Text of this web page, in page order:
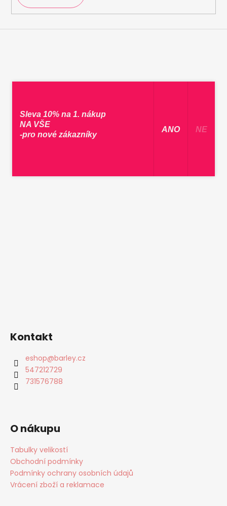
Kontakt
eshop@barley.cz
547212729
731576788
O nákupu
Tabulky velikostí
Obchodní podmínky
Podmínky ochrany osobních údajů
Vrácení zboží a reklamace
Sleva 10% na 1. nákup
NA VŠE
-pro nové zákazníky
​ ANO ​ NE